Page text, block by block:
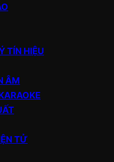
TÍN HIỆU
ÂM
TỬ